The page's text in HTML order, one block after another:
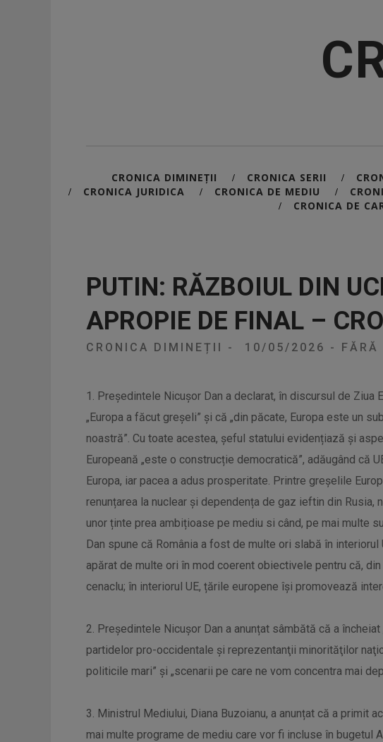
CRONICA DIMINEȚII / CRONICA SERII /
/ CRONICA JURIDICA / CRONICA DE MEDIU /
/ CRONICA DE
PUTIN: RĂZBOIUL DIN
APROPIE DE FINAL –
CRONICA DIMINEȚII - 10/05/2026 - FĂRĂ
1. Președintele Nicușor Dan a declarat, în discursul de Ziua
„Europa a făcut greșeli” și că „din păcate, Europa este un
noastră”. Cu toate acestea, șeful statului evidențiază și
Europeană „este o construcție democratică”, adăugând că
Europa, iar pacea a adus prosperitate. Printre greșelile
renunțarea la nuclear și dependența de gaz ieftin din Rusia,
unor ținte prea ambițioase pe mediu si când, pe mai multe
Dan spune că România a fost de multe ori slabă în interiorul
apărat de multe ori în mod coerent obiectivele pentru că,
cenaclu; în interiorul UE, țările europene își promovează
2. Preşedintele Nicuşor Dan a anunțat sâmbătă că a
partidelor pro-occidentale şi reprezentanţii minorităţilor
politicile mari” și „scenarii pe care ne vom concentra mai
3. Ministrul Mediului, Diana Buzoianu, a anunțat că a primit
mai multe programe de mediu care vor fi incluse în bugetul